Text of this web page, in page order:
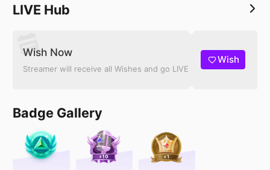
LIVE Hub
Wish Now
Streamer will receive all Wishes and go LIVE
Wish
Badge Gallery